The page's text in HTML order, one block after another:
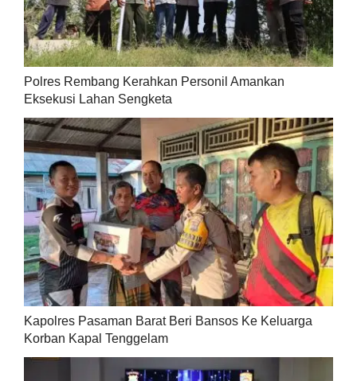
Polres Rembang Kerahkan Personil Amankan
Eksekusi Lahan Sengketa
Kapolres Pasaman Barat Beri Bansos Ke Keluarga
Korban Kapal Tenggelam